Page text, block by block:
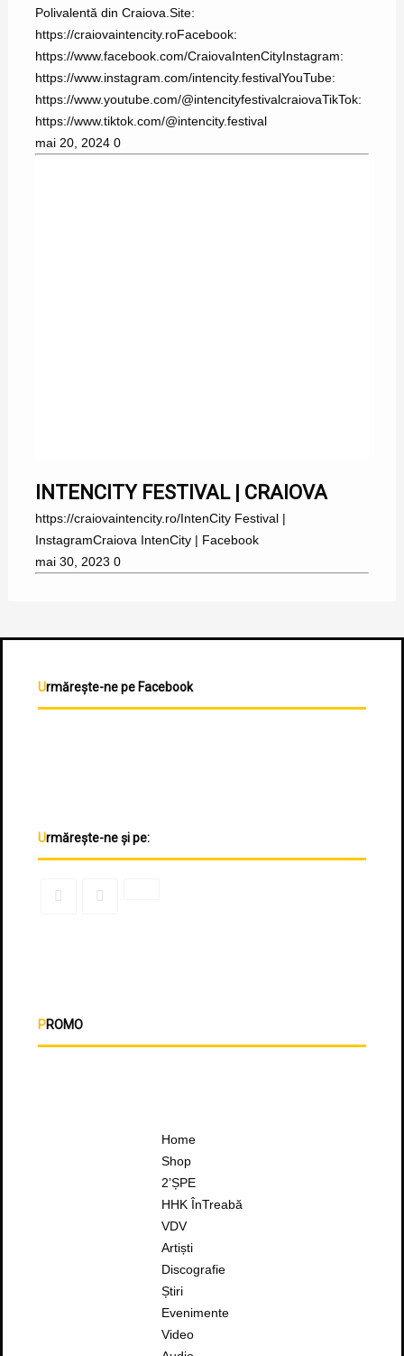
Polivalentă din Craiova.Site:
https://craiovaintencity.roFacebook:
https://www.facebook.com/CraiovaIntenCityInstagram:
https://www.instagram.com/intencity.festivalYouTube:
https://www.youtube.com/@intencityfestivalcraiovaTikTok:
https://www.tiktok.com/@intencity.festival
mai 20, 2024 0
INTENCITY FESTIVAL | CRAIOVA
https://craiovaintencity.ro/IntenCity Festival |
InstagramCraiova IntenCity | Facebook
mai 30, 2023 0
Urmărește-ne pe Facebook
Urmărește-ne și pe:
PROMO
Home
Shop
2’ȘPE
HHK ÎnTreabă
VDV
Artiști
Discografie
Știri
Evenimente
Video